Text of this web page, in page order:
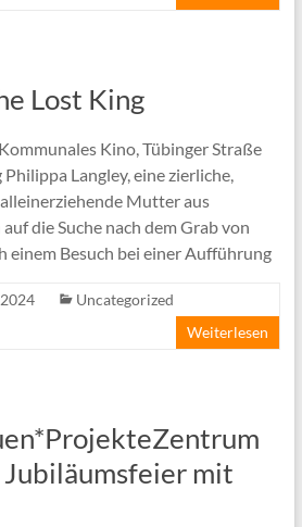
Lost King
Kino, Tübinger Straße
Langley, eine zierliche,
Mutter aus
die Suche nach dem Grab von
einem Besuch bei einer Aufführung
Uncategorized
Weiterlesen
Jubiläumsfeier mit